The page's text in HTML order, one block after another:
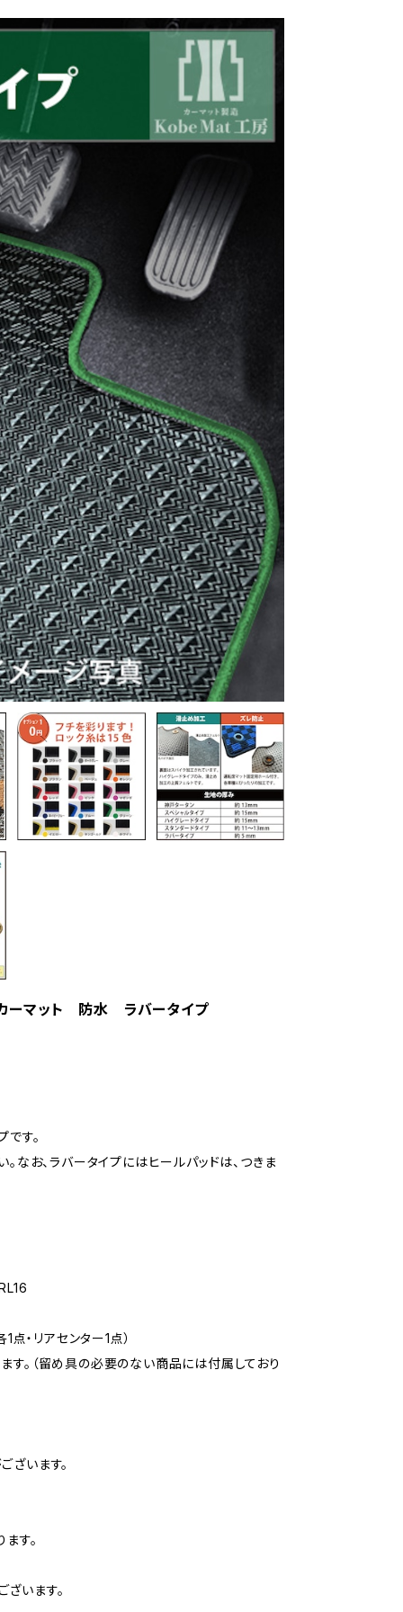
マット 防水 ラバータイプ
す。
なお、ラバータイプにはヒールパッドは、つきま
・リアセンター1点）
す。（留め具の必要のない商品には付属しており
ざいます。
す。
います。